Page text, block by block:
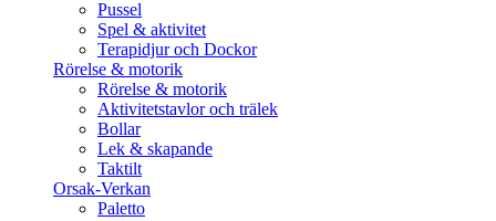
Pussel
Spel & aktivitet
Terapidjur och Dockor
Rörelse & motorik
Rörelse & motorik
Aktivitetstavlor och trälek
Bollar
Lek & skapande
Taktilt
Orsak-Verkan
Paletto